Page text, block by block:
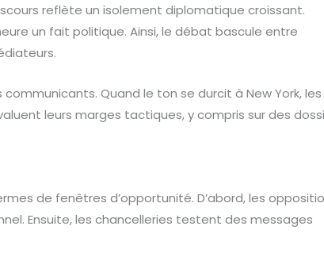
reflète un isolement diplomatique croissant.
un fait politique. Ainsi, le débat bascule entre
Quand le ton se durcit à New York, les
leurs marges tactiques, y compris sur des
de fenêtres d’opportunité. D’abord, les
Ensuite, les chancelleries testent des messages